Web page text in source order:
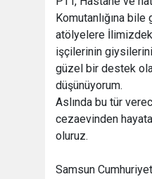
Komutanlığına
atölyelere
işçilerinin
güzel bir destek
düşünüyorum.
Aslında bu tür
cezaevinden
oluruz.
Samsun